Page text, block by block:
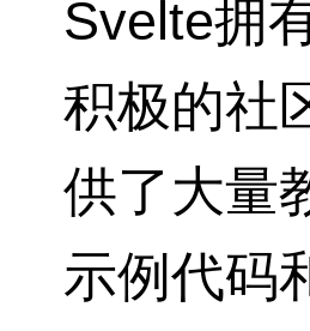
Svelte拥
积极的社
供了大量
示例代码